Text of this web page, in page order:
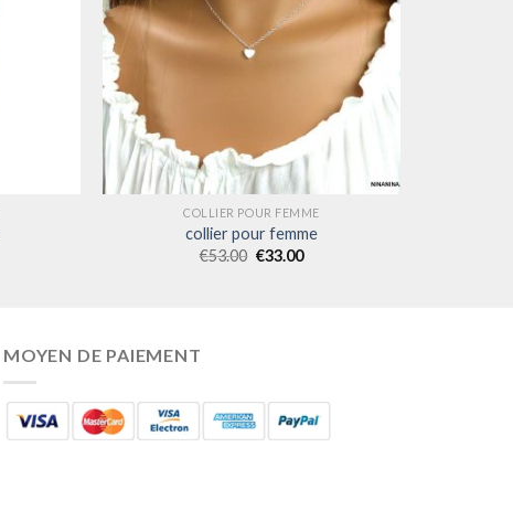
COLLIER POUR FEMME
collier pour femme
€53.00 €33.00
MOYEN DE PAIEMENT